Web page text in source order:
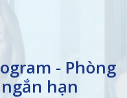
- Phòng
hạn